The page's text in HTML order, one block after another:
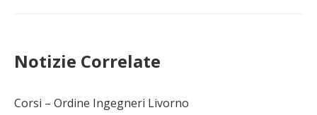
Notizie Correlate
Corsi – Ordine Ingegneri Livorno